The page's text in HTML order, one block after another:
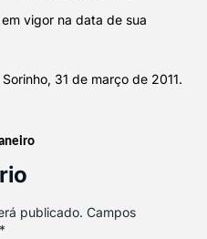
vigor na data de sua
31 de março de 2011.
publicado. Campos
*